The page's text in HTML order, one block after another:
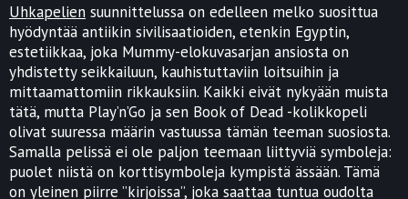
Uhkapelien suunnittelussa on edelleen melko suosittua
hyödyntää antiikin sivilisaatioiden, etenkin Egyptin,
estetiikkaa, joka Mummy-elokuvasarjan ansiosta on
yhdistetty seikkailuun, kauhistuttaviin loitsuihin ja
mittaamattomiin rikkauksiin. Kaikki eivät nykyään muista
tätä, mutta Play’n’Go ja sen Book of Dead -kolikkopeli
olivat suuressa määrin vastuussa tämän teeman suosiosta.
Samalla pelissä ei ole paljon teemaan liittyviä symboleja:
puolet niistä on korttisymboleja kympistä ässään. Tämä
on yleinen piirre ”kirjoissa”, joka saattaa tuntua oudolta